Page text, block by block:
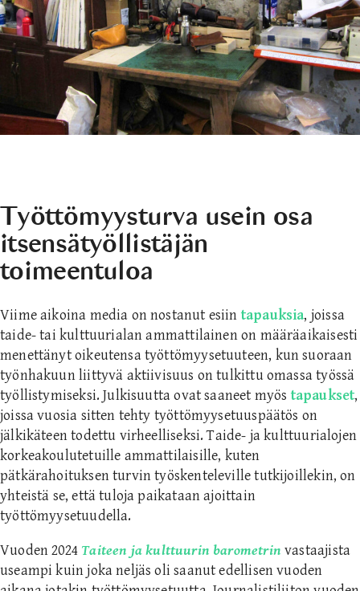
Työttömyysturva usein osa
itsensätyöllistäjän
toimeentuloa
Viime aikoina media on nostanut esiin tapauksia, joissa
taide- tai kulttuurialan ammattilainen on määräaikaisesti
menettänyt oikeutensa työttömyysetuuteen, kun suoraan
työnhakuun liittyvä aktiivisuus on tulkittu omassa työssä
työllistymiseksi. Julkisuutta ovat saaneet myös tapaukset,
joissa vuosia sitten tehty työttömyysetuuspäätös on
jälkikäteen todettu virheelliseksi. Taide- ja kulttuurialojen
korkeakoulutetuille ammattilaisille, kuten
pätkärahoituksen turvin työskenteleville tutkijoillekin, on
yhteistä se, että tuloja paikataan ajoittain
työttömyysetuudella.
Vuoden 2024 Taiteen ja kulttuurin barometrin vastaajista
useampi kuin joka neljäs oli saanut edellisen vuoden